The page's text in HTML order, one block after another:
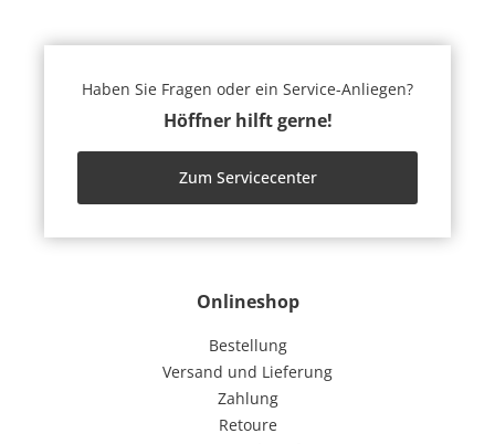
Onlineshop
Bestellung
Versand und Lieferung
Zahlung
Retoure
Haben Sie Fragen oder ein Service-Anliegen?
Höffner hilft gerne!
Zum Servicecenter